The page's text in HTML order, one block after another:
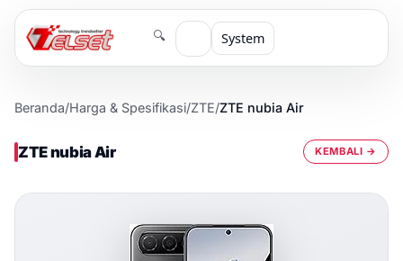
🔍 System
Beranda/Harga & Spesifikasi/ZTE/ZTE nubia Air
ZTE nubia Air KEMBALI →